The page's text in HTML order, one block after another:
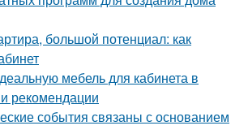
большой потенциал: как
мебель для кабинета в
рекомендации
события связаны с основанием